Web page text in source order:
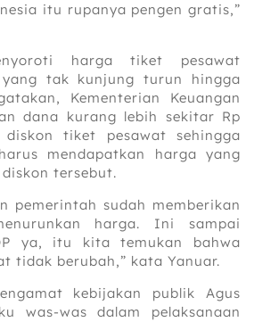
itu rupanya pengen gratis,”
harga tiket pesawat
tak kunjung turun hingga
Kementerian Keuangan
dana kurang lebih sekitar Rp
tiket pesawat sehingga
mendapatkan harga yang
tersebut.
pemerintah sudah memberikan
harga. Ini sampai
ya, itu kita temukan bahwa
tidak berubah,” kata Yanuar.
kebijakan publik Agus
was-was dalam pelaksanaan